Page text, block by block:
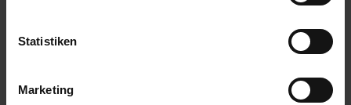
Statistiken
Marketing
NATURHOTEL, CHALETS UND
RESTAURANT IM BAYERISCHEN